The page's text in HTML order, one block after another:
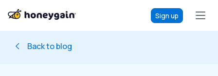
Sign up
Back to blog